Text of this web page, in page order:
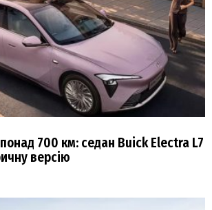
700 км: седан Buick Electra L7
версію